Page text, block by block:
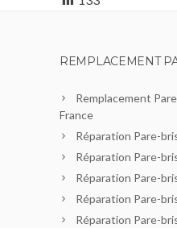
REMPLACEMENT
Remplacement
France
Réparation Pare-
Réparation Pare-
Réparation Pare-
Réparation Pare-
Réparation Pare-